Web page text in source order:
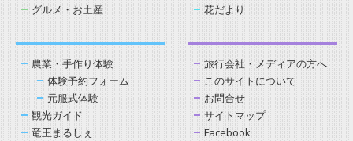
グルメ・お土産
花だより
農業・手作り体験
体験予約フォーム
元服式体験
観光ガイド
竜王まるしぇ
旅行会社・メディアの方へ
このサイトについて
お問合せ
サイトマップ
Facebook